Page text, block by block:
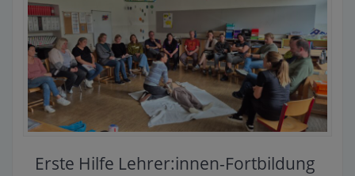
Erste Hilfe Lehrer:innen-Fortbildung